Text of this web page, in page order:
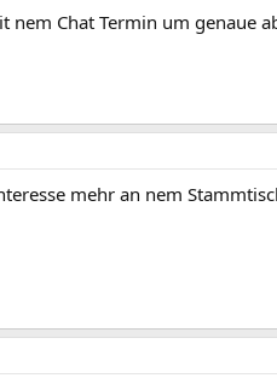
nem Chat Termin um genaue
mehr an nem